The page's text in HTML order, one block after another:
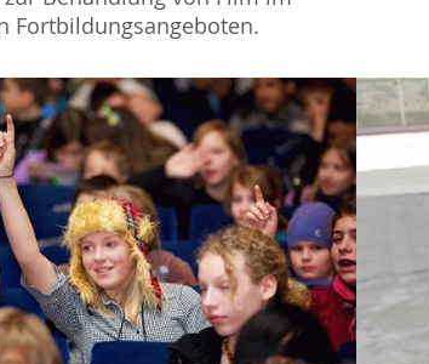
Fortbildungsangeboten.